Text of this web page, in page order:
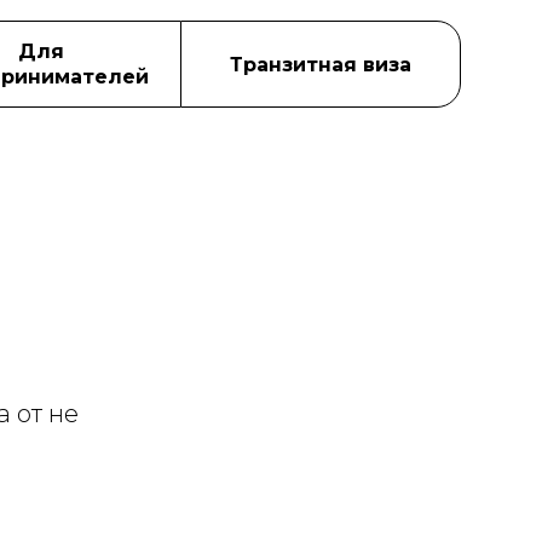
Для
Транзитная виза
от не